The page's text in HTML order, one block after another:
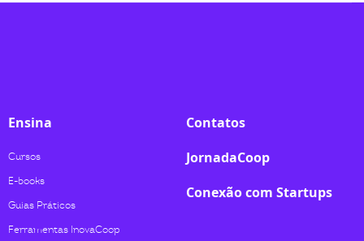
Ensina
Cursos
E-books
Guias Práticos
Ferramentas InovaCoop
Contatos
JornadaCoop
Conexão com Startups